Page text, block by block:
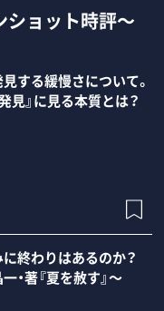
ショット時評～
する緩慢さについて。
見』に見る本質とは？
終わりはあるのか？
・著『夏を赦す』～